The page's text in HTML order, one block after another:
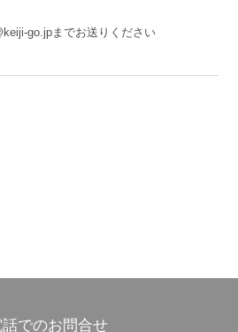
go.jpまでお送りください
話でのお問合せ